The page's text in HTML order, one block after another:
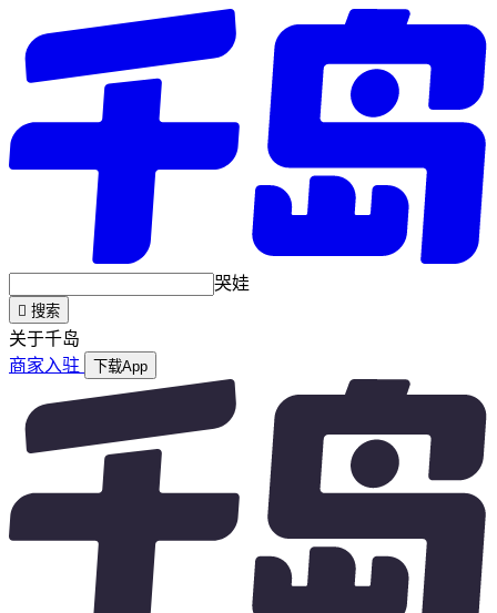
哭娃
 搜索
关于千岛
商家入驻
下载App